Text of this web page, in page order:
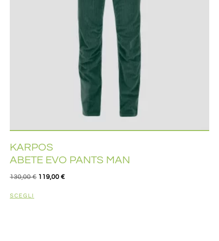
KARPOS
ABETE EVO PANTS MAN
130,00€ 119,00 €
SCEGLI